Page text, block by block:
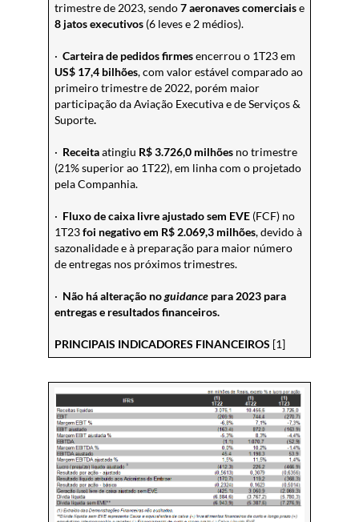
trimestre de 2023, sendo7 aeronaves comerciaise
8 jatos executivos(6 leves e 2 médios).
· Carteira de pedidos firmesencerrou o 1T23 em
US$ 17,4 bilhões, com valor estável comparado ao
primeiro trimestre de 2022, porém maior
participação da Aviação Executiva e de Serviços &
Suporte.
· Receitaatingiu R$ 3.726,0 milhõesno trimestre
(21% superior ao 1T22), em linha com o projetado
pela Companhia.
· Fluxo de caixa livre ajustado sem EVE(FCF) no
1T23foi negativo em R$ 2.069,3 milhões, devido à
sazonalidade e à preparação para maior número
de entregas nos próximos trimestres.
· Não há alteração noguidancepara 2023 para
entregas e resultados financeiros.
PRINCIPAIS INDICADORES FINANCEIROS [1]